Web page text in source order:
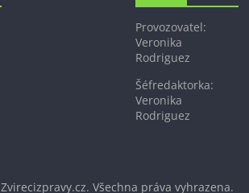
Provozovatel:
Veronika
Rodriguez
Šéfredaktorka:
Veronika
Rodriguez
Zvirecizpravy.cz. Všechna práva vyhrazena.